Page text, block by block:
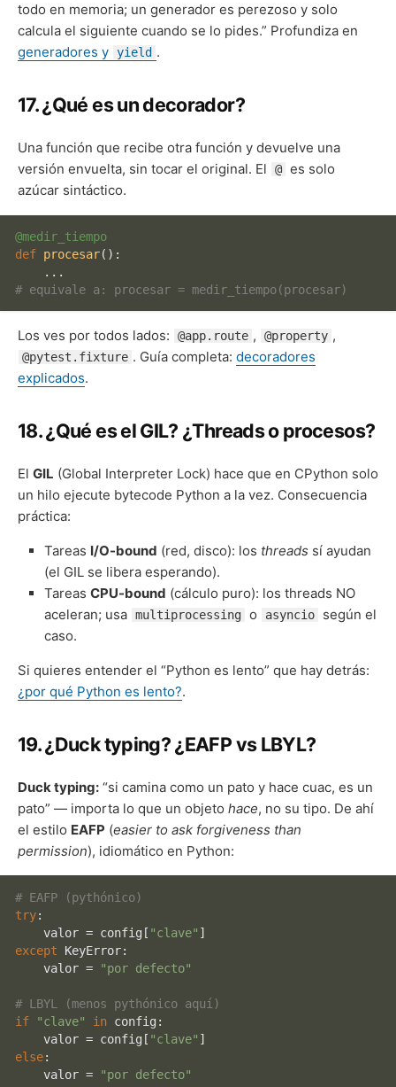
todo en memoria; un generador es perezoso y solo
calcula el siguiente cuando se lo pides.” Profundiza en
generadores y yield .
17. ¿Qué es un decorador?
Una función que recibe otra función y devuelve una
versión envuelta, sin tocar el original. El
@ es solo
azúcar sintáctico.
@medir_tiempo
def procesar():
# equivale a: procesar = medir_tiempo(procesar)
Los ves por todos lados: @app.route , @property ,
@pytest.fixture . Guía completa:decoradores
explicados.
18. ¿Qué es el GIL? ¿Threads o procesos?
El GIL (Global Interpreter Lock) hace que en CPython solo
un hilo ejecute bytecode Python a la vez. Consecuencia
práctica:
Tareas I/O-bound (red, disco): los threads sí ayudan
(el GIL se libera esperando).
Tareas CPU-bound (cálculo puro): los threads NO
aceleran; usa multiprocessing o asyncio
según el
caso.
Si quieres entender el “Python es lento” que hay detrás:
¿por qué Python es lento?.
19. ¿Duck typing? ¿EAFP vs LBYL?
Duck typing: “si camina como un pato y hace cuac, es un
pato” — importa lo que un objeto hace, no su tipo. De ahí
el estilo EAFP (easier to ask forgiveness than
permission), idiomático en Python:
# EAFP (pythónico)
try:
    valor = config[
"clave"
except KeyError:
    valor =
"por defecto"
# LBYL (menos pythónico aquí)
if
"clave" in config:
    valor = config[
"clave"
else:
    valor =
"por defecto"